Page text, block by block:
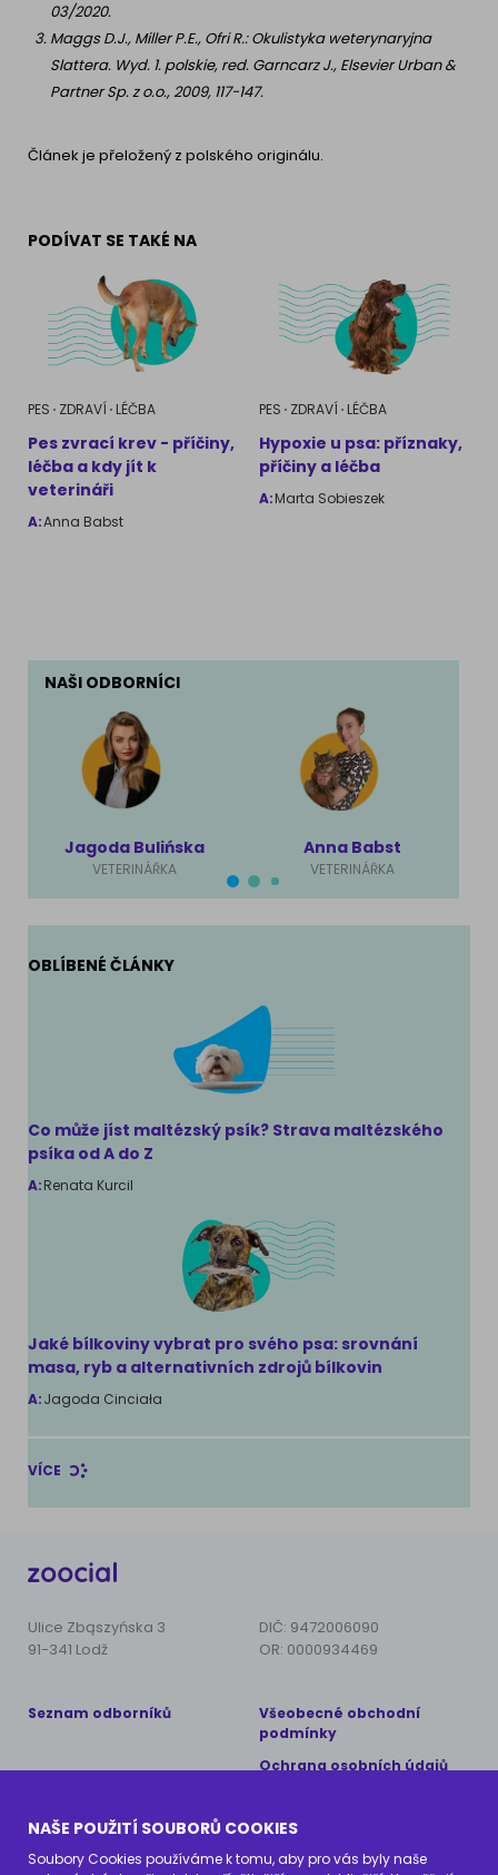
03/2020.
Maggs D.J., Miller P.E., Ofri R.: Okulistyka weterynaryjna
Slattera. Wyd. 1. polskie, red. Garncarz J., Elsevier Urban &
Partner Sp. z o.o., 2009, 117-147.
Článek je přeložený z polského originálu.
PODÍVAT SE TAKÉ NA
PES ZDRAVÍ LÉČBA
Pes zvrací krev - příčiny,
léčba a kdy jít k
veterináři
A:Anna Babst
PES ZDRAVÍ LÉČBA
Hypoxie u psa: příznaky,
příčiny a léčba
A:Marta Sobieszek
NAŠI ODBORNÍCI
Jagoda Bulińska
VETERINÁŘKA
Anna Babst
VETERINÁŘKA
OBLÍBENÉ ČLÁNKY
Co může jíst maltézský psík? Strava maltézského
psíka od A do Z
A:Renata Kurcil
Jaké bílkoviny vybrat pro svého psa: srovnání
masa, ryb a alternativních zdrojů bílkovin
A:Jagoda Cinciała
VÍCE
Ulice Zbąszyńska 3
91-341 Lodž
DIČ: 9472006090
OR: 0000934469
Seznam odborníků
Všeobecné obchodní
podmínky
Ochrana osobních údajů
Copyright © 2024 AnimalCare
Všechna práva vyhrazena
NAŠE POUŽITÍ SOUBORŮ COOKIES
Soubory Cookies používáme k tomu, aby pro vás byly naše